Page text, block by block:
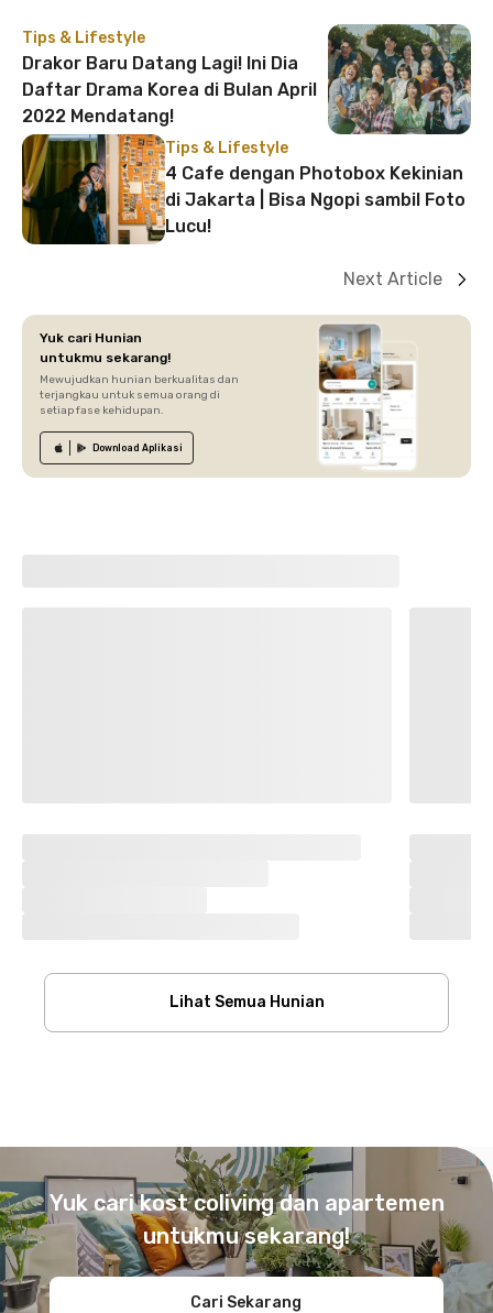
Tips & Lifestyle
Drakor Baru Datang Lagi! Ini Dia
Daftar Drama Korea di Bulan April
2022 Mendatang!
Tips & Lifestyle
4 Cafe dengan Photobox Kekinian
di Jakarta | Bisa Ngopi sambil Foto
Lucu!
Next Article
Yuk cari Hunian
untukmu sekarang!
Mewujudkan hunian berkualitas dan
terjangkau untuk semua orang di
setiap fase kehidupan.
Download Aplikasi
Lihat Semua Hunian
Yuk cari kost coliving dan apartemen
untukmu sekarang!
Cari Sekarang